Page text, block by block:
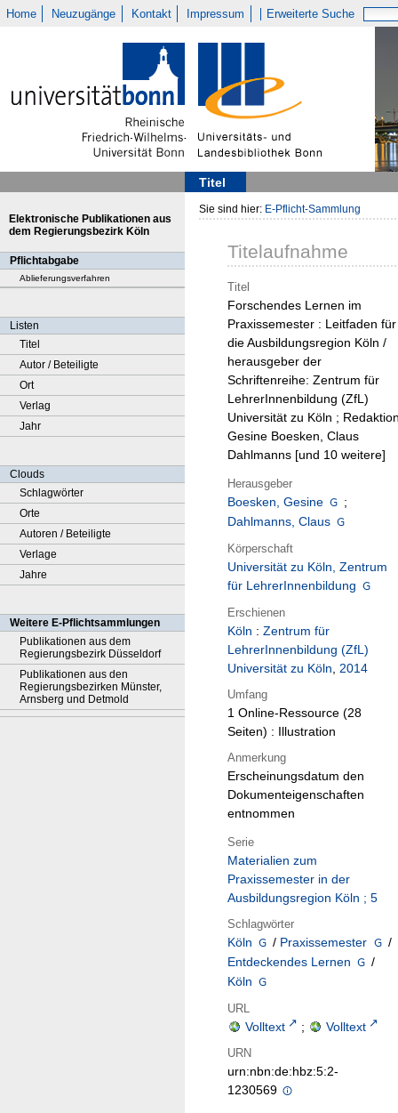
Home Neuzugänge Kontakt Impressum Erweiterte Suche
Titel
Elektronische Publikationen aus
dem Regierungsbezirk Köln
Pflichtabgabe
Ablieferungsverfahren
Listen
Titel
Autor / Beteiligte
Ort
Verlag
Jahr
Clouds
Schlagwörter
Orte
Autoren / Beteiligte
Verlage
Jahre
Weitere E-Pflichtsammlungen
Publikationen aus dem
Regierungsbezirk Düsseldorf
Publikationen aus den
Regierungsbezirken Münster,
Arnsberg und Detmold
Sie sind hier: E-Pflicht-Sammlung
Titelaufnahme
Titel
Forschendes Lernen im
Praxissemester : Leitfaden für
die Ausbildungsregion Köln /
herausgeber der
Schriftenreihe: Zentrum für
LehrerInnenbildung (ZfL)
Universität zu Köln ;
Gesine Boesken, Claus
Dahlmanns [und 10 weitere]
Herausgeber
Boesken, Gesine
;
Dahlmanns, Claus
Körperschaft
Universität zu Köln, Zentrum
für LehrerInnenbildung
Erschienen
Köln : Zentrum für
LehrerInnenbildung (ZfL)
Universität zu Köln, 2014
Umfang
1 Online-Ressource (28
Seiten) : Illustration
Anmerkung
Erscheinungsdatum den
Dokumenteigenschaften
entnommen
Serie
Materialien zum
Praxissemester in der
Ausbildungsregion Köln ; 5
Schlagwörter
Köln / Praxissemester
/
Entdeckendes Lernen
/
Köln
URL
Volltext ; Volltext
URN
urn:nbn:de:hbz:5:2-
1230569